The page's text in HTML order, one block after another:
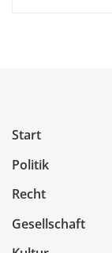
Start
Politik
Recht
Gesellschaft